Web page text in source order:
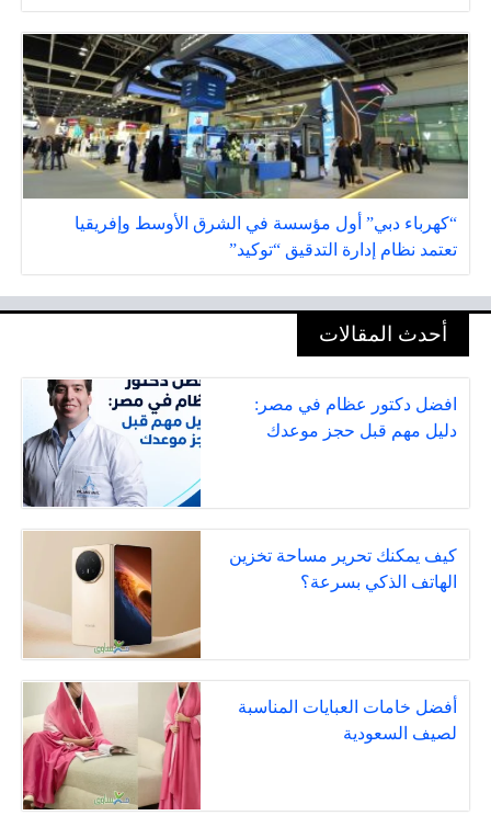
“كهرباء دبي” أول مؤسسة في الشرق الأوسط وإفريقيا
تعتمد نظام إدارة التدقيق “توكيد”
أحدث المقالات
افضل دكتور عظام في مصر:
دليل مهم قبل حجز موعدك
كيف يمكنك تحرير مساحة تخزين
الهاتف الذكي بسرعة؟
أفضل خامات العبايات المناسبة
لصيف السعودية